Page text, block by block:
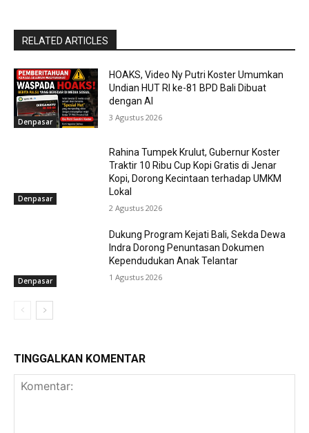
RELATED ARTICLES
Denpasar
HOAKS, Video Ny Putri Koster Umumkan
Undian HUT RI ke-81 BPD Bali Dibuat
dengan AI
3 Agustus 2026
Denpasar
Rahina Tumpek Krulut, Gubernur Koster
Traktir 10 Ribu Cup Kopi Gratis di Jenar
Kopi, Dorong Kecintaan terhadap UMKM
Lokal
2 Agustus 2026
Denpasar
Dukung Program Kejati Bali, Sekda Dewa
Indra Dorong Penuntasan Dokumen
Kependudukan Anak Telantar
1 Agustus 2026
TINGGALKAN KOMENTAR